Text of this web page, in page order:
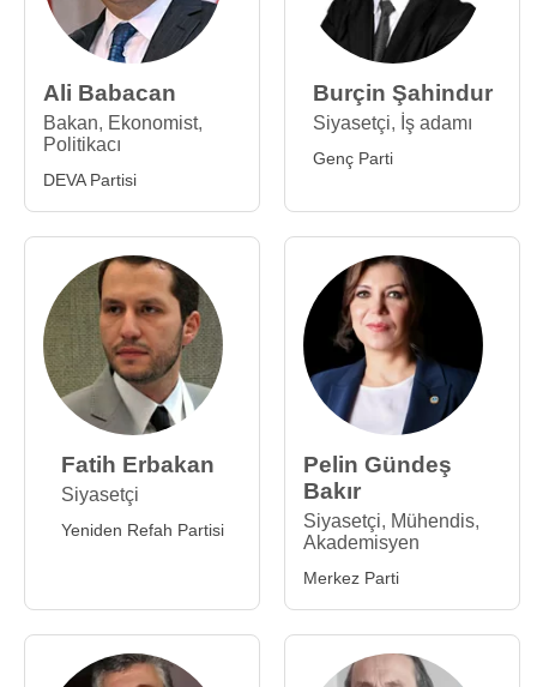
Ali Babacan
Bakan, Ekonomist,
Politikacı
DEVA Partisi
Burçin Şahindur
Siyasetçi, İş adamı
Genç Parti
Fatih Erbakan
Siyasetçi
Yeniden Refah Partisi
Pelin Gündeş
Bakır
Siyasetçi, Mühendis,
Akademisyen
Merkez Parti